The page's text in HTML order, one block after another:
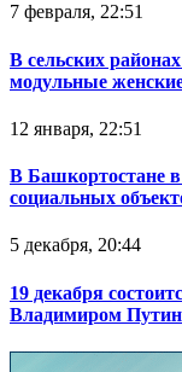
7 февраля, 22:51
В сельских
модульные
12 января, 22:51
В Башкортостане в
социальных
5 декабря, 20:44
19 декабря
Владимиром